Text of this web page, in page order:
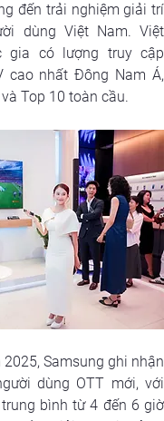
đến trải nghiệm giải trí
dùng Việt Nam. Việt
gia có lượng truy cập
cao nhất Đông Nam Á,
Top 10 toàn cầu.
Samsung ghi nhận
dùng OTT mới, với
bình từ 4 đến 6 giờ